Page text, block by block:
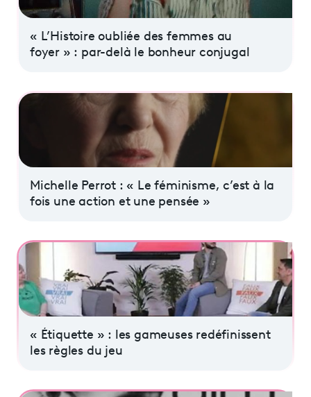
connexion
Programme tv
« L’Histoire oubliée des femmes au
foyer » : par-delà le bonheur conjugal
Michelle Perrot : « Le féminisme, c’est à la
fois une action et une pensée »
« Étiquette » : les gameuses redéfinissent
les règles du jeu